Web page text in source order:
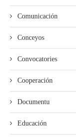
Comunicación
Conceyos
Convocatories
Cooperación
Documentu
Educación